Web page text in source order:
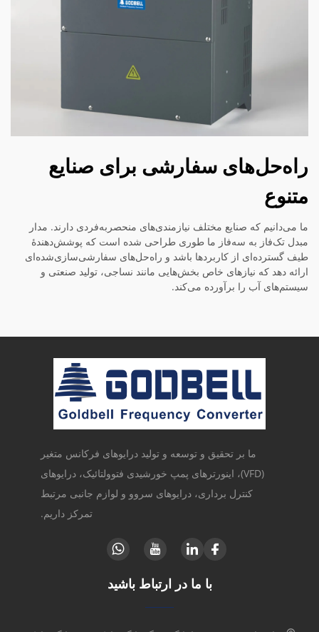
راه‌حل‌های سفارشی برای صنایع
متنوع
ما می‌دانیم که صنایع مختلف نیازمندی‌های منحصربه‌فردی دارند. مدار
مبدل تک‌فاز به سه‌فاز ما طوری طراحی شده است که پوشش‌دهندهٔ
طیف گسترده‌ای از کاربردها باشد و راه‌حل‌های سفارشی‌سازی‌شده‌ای
ارائه دهد که نیازهای خاص بخش‌هایی مانند نساجی، تولید صنعتی و
سیستم‌های آب را برآورده می‌کند.
ما بر تحقیق و توسعه و تولید درایوهای فرکانس متغیر
(VFD)، اینورترهای پمپ خورشیدی فتوولتائیک، درایوهای
کنترل برداری، درایوهای سروو و لوازم جانبی مرتبط
تمرکز داریم.
با ما در ارتباط باشید